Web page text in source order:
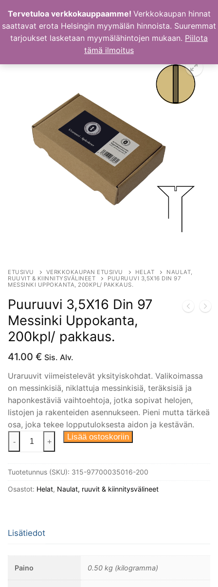
sisältöön
ETUSIVU VERKKOKAUPAN ETUSIVU HELAT
NAULAT,
RUUVIT & KIINNITYSVÄLINEET
PUURUUVI 3,5X16 DIN 97
MESSINKI UPPOKANTA, 200KPL/ PAKKAUS.
Puuruuvi 3,5X16 Din 97
Messinki Uppokanta,
200kpl/ pakkaus.
41.00 € Sis. Alv.
Uraruuvit viimeistelevät yksityiskohdat. Valikoimassa
on messinkisiä, niklattuja messinkisiä, teräksisiä ja
haponkestäviä vaihtoehtoja, jotka sopivat helojen,
listojen ja rakenteiden asennukseen. Pieni mutta tärkeä
osa, joka tekee lopputuloksesta aidon ja kestävän.
Puuruuvi
3,5X16
97
Messinki
määrä
- + Lisää ostoskoriin
Tuotetunnus (SKU): 315-97700035016-200
Osastot: Helat, Naulat, ruuvit & kiinnitysvälineet
Lisätiedot
Paino 0.50 kg (kilogramma)
Tervetuloa verkkokauppaamme! Verkkokaupan hinnat
saattavat erota Helsingin myymälän hinnoista. Suuremmat
tarjoukset lasketaan myymälähintojen mukaan. Piilota
tämä ilmoitus